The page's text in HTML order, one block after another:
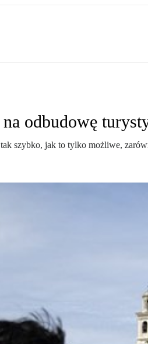
odbudowę
szybko, jak to tylko możliwe,